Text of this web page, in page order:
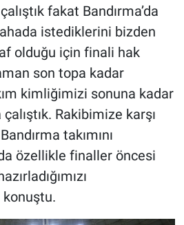
fakat Bandırma’da
istediklerini bizden
olduğu için finali hak
son topa kadar
kimliğimizi sonuna kadar
Rakibimize karşı
takımını
özellikle finaller öncesi
konuştu.